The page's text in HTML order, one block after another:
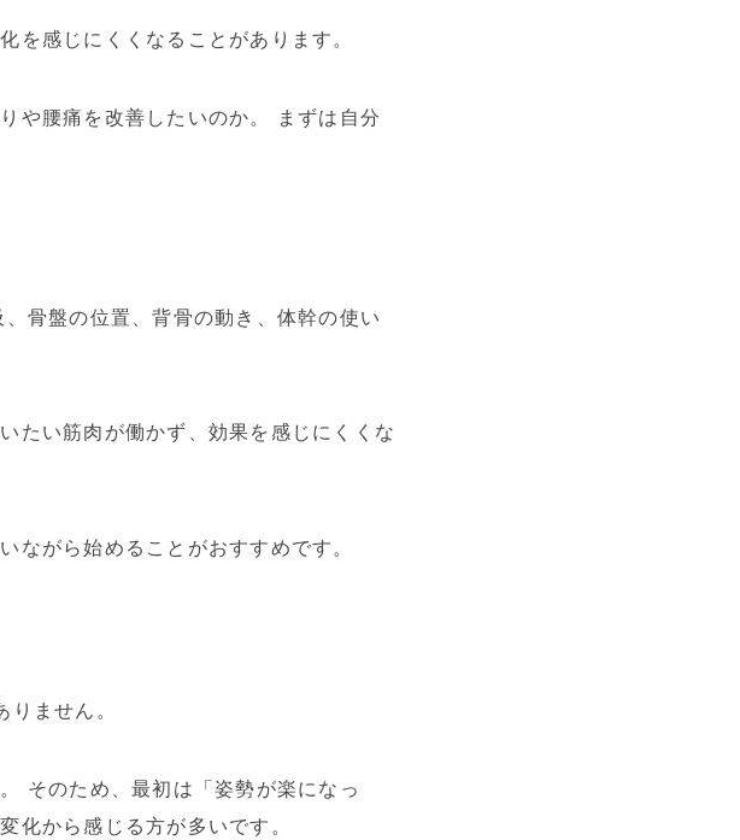
を感じにくくなることがあります。
や腰痛を改善したいのか。 まずは自分
骨盤の位置、背骨の動き、体幹の使い
たい筋肉が働かず、効果を感じにくくな
ながら始めることがおすすめです。
ません。
そのため、最初は「姿勢が楽になっ
化から感じる方が多いです。